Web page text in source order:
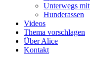
Unterwegs
Hunderassen
Videos
Thema vorschlagen
Über Alice
Kontakt